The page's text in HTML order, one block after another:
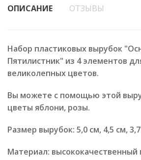
ОПИСАНИЕ ОТЗЫВЫ
Набор пластиковых вырубок
Пятилистник" из 4 элементов
великолепных цветов.
Вы можете с помощью этой
цветы яблони, розы.
Размер вырубок: 5,0 см, 4,5 см,
Материал: высококачественный